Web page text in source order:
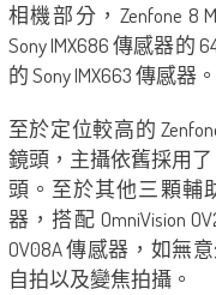
相機部分，Zenfone 8
Sony IMX686 傳感器
的 Sony IMX663 傳感器。
至於定位較高的
鏡頭，主攝依舊採用了
頭。至於其他三顆輔
器，搭配 OmniVision
OV08A 傳感器，如無
自拍以及變焦拍攝。